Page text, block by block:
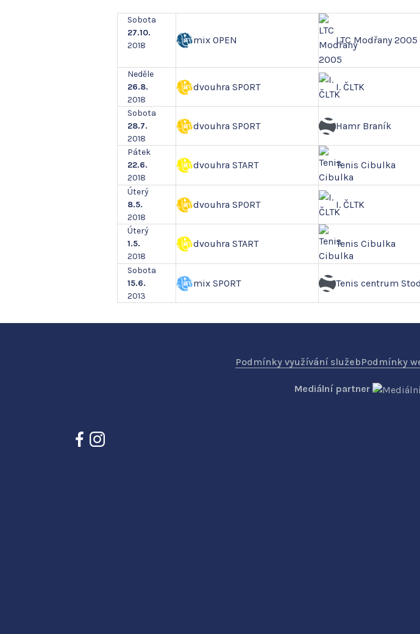
Sobota
27.10.
2018
mix OPEN LTC Modřany 2005
Neděle
26.8.
2018
dvouhra SPORT I. ČLTK
Sobota
28.7.
2018
dvouhra SPORT Hamr Braník
Pátek
22.6.
2018
dvouhra START Tenis Cibulka
Úterý
8.5.
2018
dvouhra SPORT I. ČLTK
Úterý
1.5.
2018
dvouhra START Tenis Cibulka
Sobota
15.6.
2013
mix SPORT Tenis centrum
Podmínky využívání služebPodmínky
Mediální partner